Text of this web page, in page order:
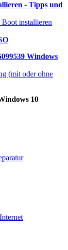
- Tipps und
installieren
Windows
(mit oder ohne
10